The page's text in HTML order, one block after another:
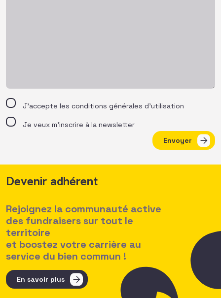
J’accepte les conditions générales d’utilisation
Je veux m'inscrire à la newsletter
Envoyer
Devenir adhérent
Rejoignez la communauté active
des fundraisers sur tout le
territoire
et boostez votre carrière au
service du bien commun !
En savoir plus